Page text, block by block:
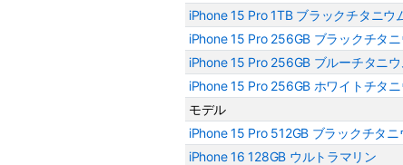
iPhone 15 Pro 1TB ブラックチタニウ
iPhone 15 Pro 256GB ブラックチタ
iPhone 15 Pro 256GB ブルーチタニ
iPhone 15 Pro 256GB ホワイトチタ
モデル
iPhone 15 Pro 512GB ブラックチタニ
iPhone 16 128GB ウルトラマリン